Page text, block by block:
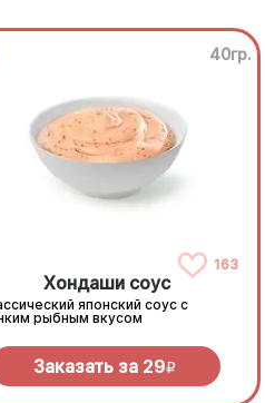
40гр.
163
Хондаши соус
японский соус с
рыбным вкусом
Заказать за 29R